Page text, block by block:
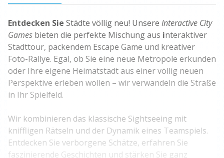
Entdecken Sie Städte völlig neu! Unsere Interactive City
Games bieten die perfekte Mischung aus interaktiver
Stadttour, packendem Escape Game und kreativer
Foto-Rallye. Egal, ob Sie eine neue Metropole erkunden
oder Ihre eigene Heimatstadt aus einer völlig neuen
Perspektive erleben wollen – wir verwandeln die Straße
in Ihr Spielfeld.
Wir kombinieren das klassische Sightseeing mit
kniffligen Rätseln und der Dynamik eines Teamspiels.
Entdecken Sie verborgene Schätze, erfahren Sie
faszinierende Geschichten und stärken Sie ganz